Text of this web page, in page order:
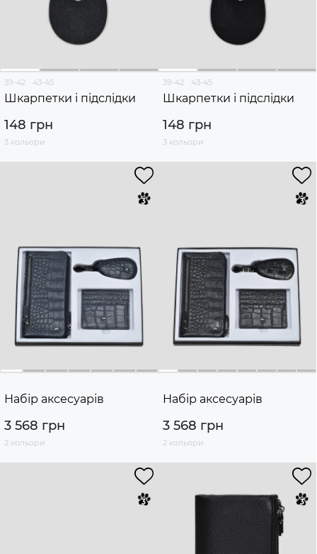
39-42 43-45
Шкарпетки і підслідки
148 грн
3 кольори
39-42 43-45
Шкарпетки і підслідки
148 грн
3 кольори
Набір аксесуарів
3 568 грн
2 кольори
Набір аксесуарів
3 568 грн
2 кольори